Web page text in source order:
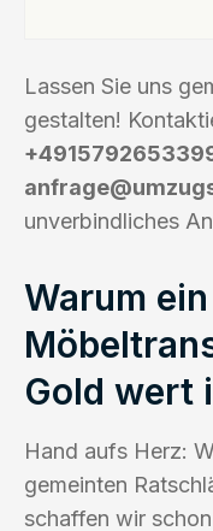
Lassen Sie uns
gestalten!
unverbindliches
Warum
Gold wert
Hand aufs Herz:
gemeinten
schaffen wir